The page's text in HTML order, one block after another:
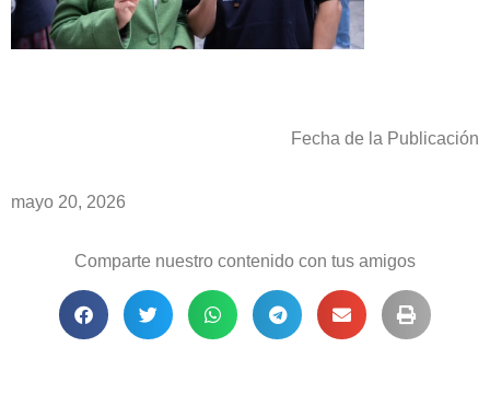
Fecha de la Publicación
mayo 20, 2026
Comparte nuestro contenido con tus amigos